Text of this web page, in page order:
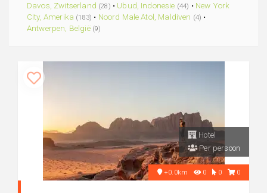
Davos, Zwitserland (28) • Ubud, Indonesie (44) • New York
City, Amerika (183) • Noord Male Atol, Maldiven (4) •
Antwerpen, België (9)
Hotel
Per persoon
+0.0km 0 0 0